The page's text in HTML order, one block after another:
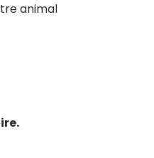
animal